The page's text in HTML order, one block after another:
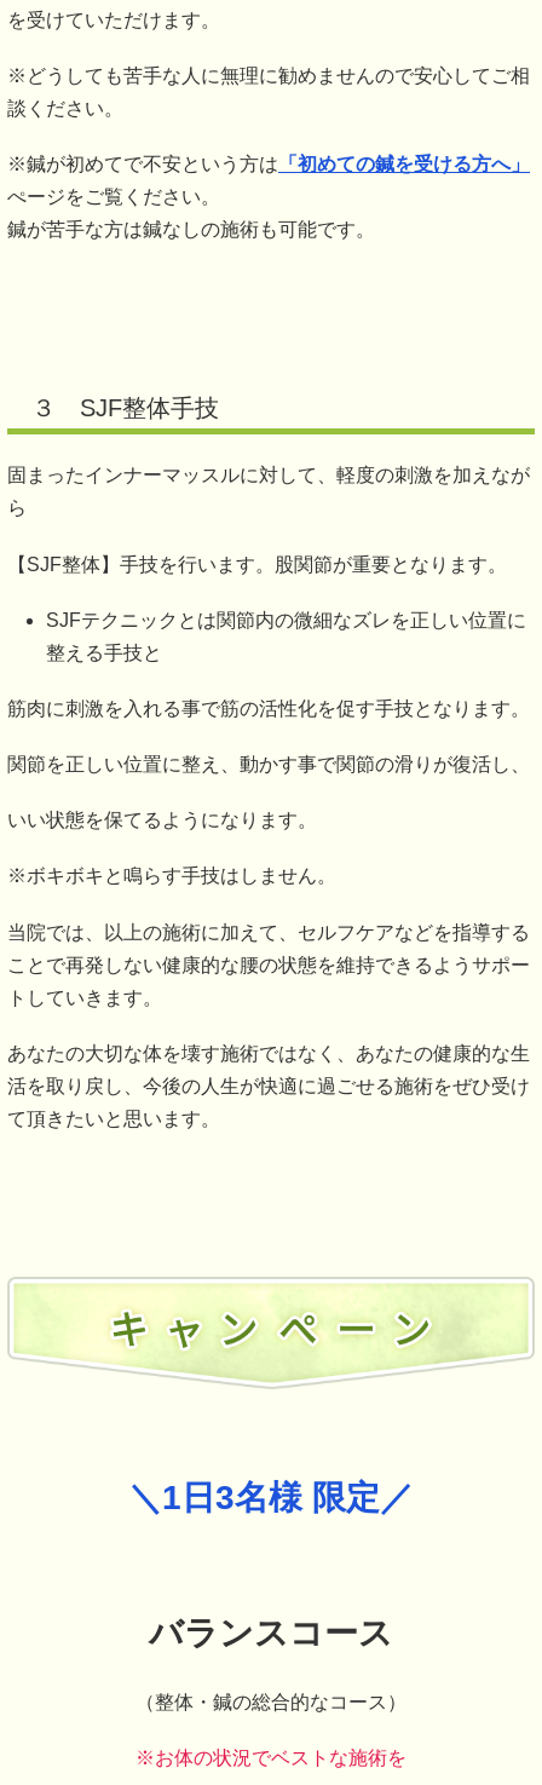
を受けていただけます。
※どうしても苦手な人に無理に勧めませんので安心してご相
談ください。
※鍼が初めてで不安という方は 「初めての鍼を受ける方へ」
ぺージをご覧ください。
鍼が苦手な方は鍼なしの施術も可能です。
３ SJF整体手技
固まったインナーマッスルに対して、軽度の刺激を加えなが
ら
【SJF整体】手技を行います。股関節が重要となります。
SJFテクニックとは関節内の微細なズレを正しい位置に
整える手技と
筋肉に刺激を入れる事で筋の活性化を促す手技となります。
関節を正しい位置に整え、動かす事で関節の滑りが復活し、
いい状態を保てるようになります。
※ボキボキと鳴らす手技はしません。
当院では、以上の施術に加えて、セルフケアなどを指導する
ことで再発しない健康的な腰の状態を維持できるようサポー
トしていきます。
あなたの大切な体を壊す施術ではなく、あなたの健康的な生
活を取り戻し、今後の人生が快適に過ごせる施術をぜひ受け
て頂きたいと思います。
＼1日3名様 限定／
バランスコース
（整体・鍼の総合的なコース）
※お体の状況でベストな施術を